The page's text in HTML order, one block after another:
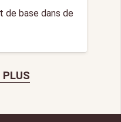
de base dans de
PLUS